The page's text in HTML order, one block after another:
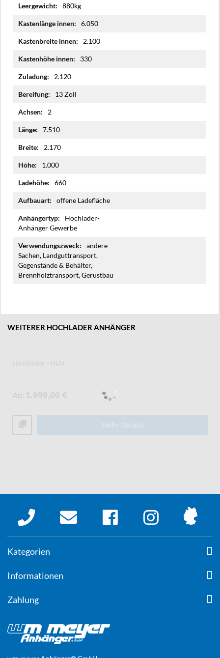
880kg
6.050
2.100
330
2.120
13 Zoll
2
7.510
2.170
1.000
660
offene Ladefläche
Hochlader-
Anhänger Gewerbe
andere
Sachen, Landguttransport,
Gegenstände & Behälter,
Brennholztransport, Gerüstbau
WEITERER HOCHLADER ANHÄNGER
Mehr Details
Kategorien
Informationen
Zahlung